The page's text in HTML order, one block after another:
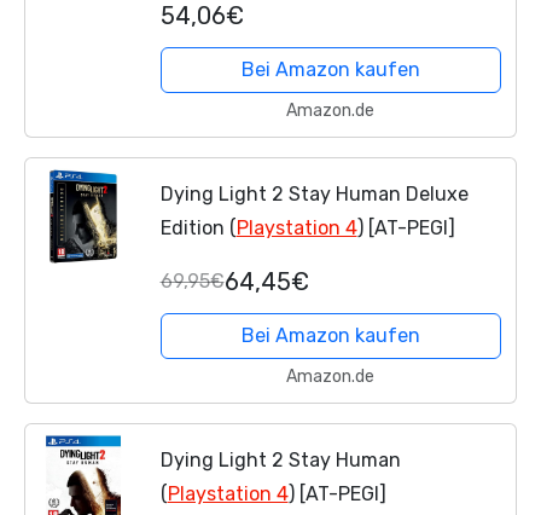
54,06€
Bei Amazon kaufen
Amazon.de
Dying Light 2 Stay Human Deluxe
Edition (Playstation 4) [AT-PEGI]
69,95€64,45€
Bei Amazon kaufen
Amazon.de
Dying Light 2 Stay Human
(Playstation 4) [AT-PEGI]